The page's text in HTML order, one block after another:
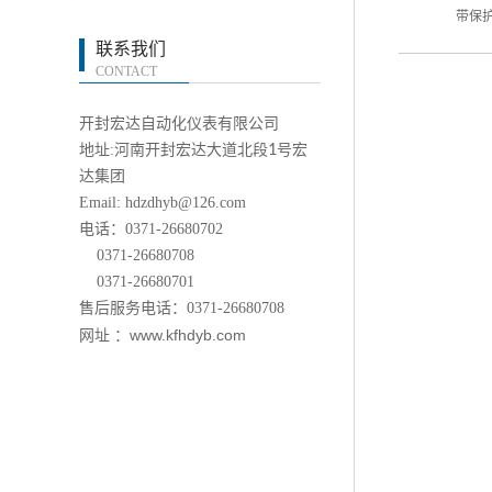
联系我们
CONTACT
开封宏达自动化仪表有限公司
地址:河南开封宏达大道北段1号宏
达集团
Email: hdzdhyb@126.com
电话：0371-26680702
0371-26680708
0371-26680701
售后服务电话：0371-26680708
网址 ： www.kfhdyb.com
带保